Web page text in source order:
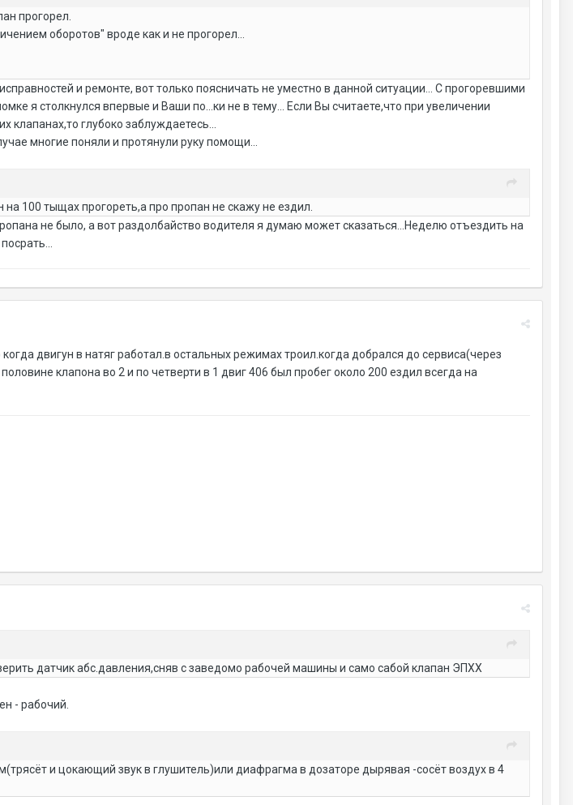
прогорел.
оборотов" вроде как и не прогорел...
и ремонте, вот только поясничать не уместно в данной ситуации... С прогоревшими
я столкнулся впервые и Ваши по...ки не в тему... Если Вы считаете,что при увеличении
глубоко заблуждаетесь...
многие поняли и протянули руку помощи...
100 тыщах прогореть,а про пропан не скажу не ездил.
не было, а вот раздолбайство водителя я думаю может сказаться...Неделю отъездить на
двигун в натяг работал.в остальных режимах троил.когда добрался до сервиса(через
клапона во 2 и по четверти в 1 двиг 406 был пробег около 200 ездил всегда на
датчик абс.давления,сняв с заведомо рабочей машины и само сабой клапан ЭПХХ
- рабочий.
и цокающий звук в глушитель)или диафрагма в дозаторе дырявая -сосёт воздух в 4